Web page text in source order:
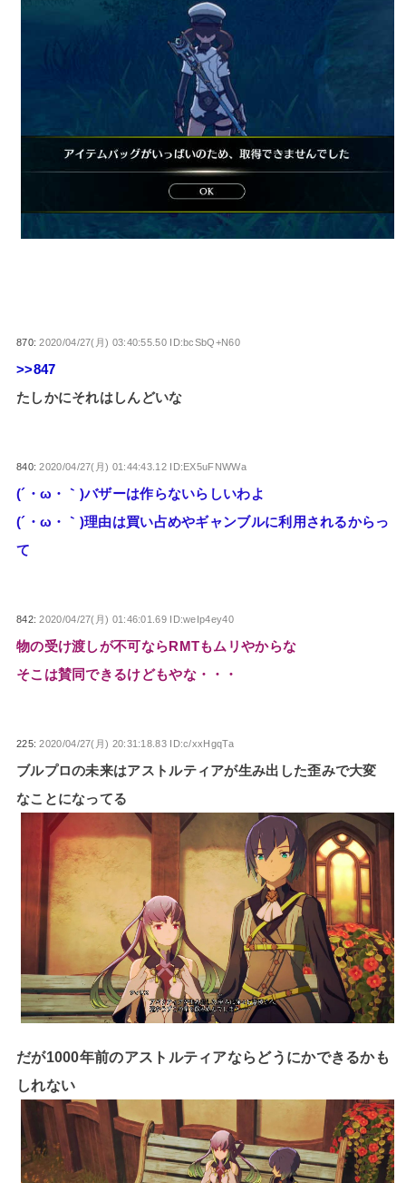
870:2020/04/27(月) 03:40:55.50 ID:bcSbQ+N60
>>847
たしかにそれはしんどいな
840:2020/04/27(月) 01:44:43.12 ID:EX5uFNWWa
(´・ω・｀)バザーは作らないらしいわよ
(´・ω・｀)理由は買い占めやギャンブルに利用されるからっ
て
842:2020/04/27(月) 01:46:01.69 ID:weIp4ey40
物の受け渡しが不可ならRMTもムリやからな
そこは賛同できるけどもやな・・・
225:2020/04/27(月) 20:31:18.83 ID:c/xxHgqTa
ブルプロの未来はアストルティアが生み出した歪みで大変
なことになってる
だが1000年前のアストルティアならどうにかできるかも
しれない